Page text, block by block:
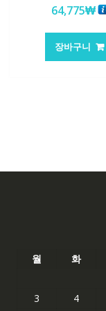
64,775₩
장바구니
월 화
3
4